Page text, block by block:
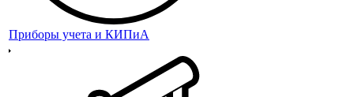
Приборы учета и КИПиА